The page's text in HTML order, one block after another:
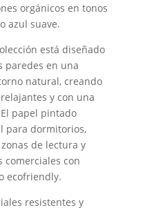
orgánicos en tonos
azul suave.
está diseñado
paredes en una
natural, creando
y con una
papel pintado
para dormitorios,
de lectura y
comerciales con
ecofriendly.
resistentes y